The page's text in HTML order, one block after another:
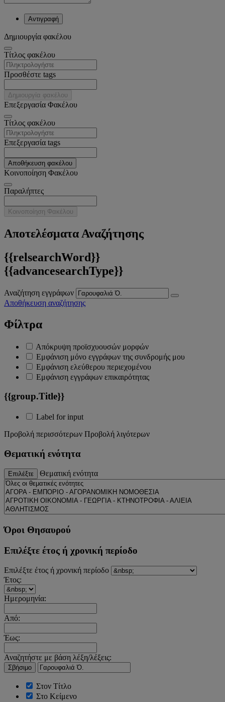
Αντιγραφή
Δημιουργία φακέλου
Tίτλος φακέλου
Προσθέστε tags
Δημιουργία φακέλου
Επεξεργασία Φακέλου
Tίτλος φακέλου
Επεξεργασία tags
Αποθήκευση φακέλου
Κοινοποίηση Φακέλου
Παραλήπτες
Κοινοποίηση Φακέλου
Αποτελέσματα Αναζήτησης
{{relsearchWord}}
{{advancesearchType}}
Αναζήτηση εγγράφων
Αποθήκευση αναζήτησης
Φίλτρα
Απόκρυψη προϊσχυουσών μορφών
Εμφάνιση μόνο εγγράφων της συνδρομής μου
Εμφάνιση ελεύθερου περιεχομένου
Εμφάνιση εγγράφων επικαιρότητας
{{group.Title}}
Label for input
Προβολή περισσότερων Προβολή λιγότερων
Θεματική ενότητα
Επιλέξτε Θεματική ενότητα
Όροι Θησαυρού
Επιλέξτε έτος ή χρονική περίοδο
Επιλέξτε έτος ή χρονική περίοδο
Έτος:
Ημερομηνία:
Από:
Έως:
Αναζητήστε με βάση λέξη/λέξεις:
Σβήσιμο
Στον Τίτλο
Στο Κείμενο